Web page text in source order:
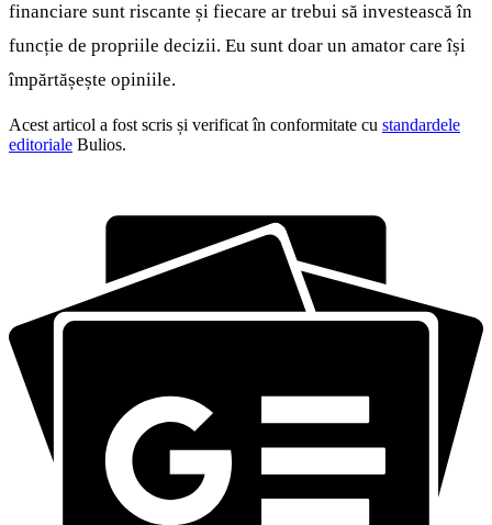
financiare sunt riscante și fiecare ar trebui să investească în
funcție de propriile decizii. Eu sunt doar un amator care își
împărtășește opiniile.
Acest articol a fost scris și verificat în conformitate cu standardele
editoriale Bulios.